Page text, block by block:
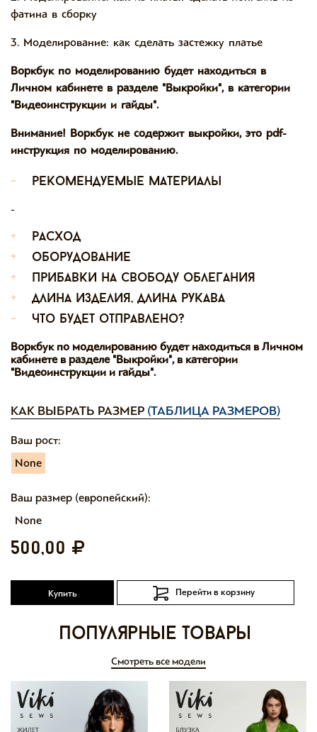
фатина в сборку
3. Моделирование: как сделать застежку платье
Воркбук по моделированию будет находиться в
Личном кабинете в разделе "Выкройки", в категории
"Видеоинструкции и гайды".
Внимание! Воркбук не содержит выкройки, это pdf-
инструкция по моделированию.
-
рекомендуемые материалы
-
+
расход
+
оборудование
+
прибавки на свободу облегания
+
длина изделия, длина рукава
-
что будет отправлено?
Воркбук по моделированию будет находиться в Личном
кабинете в разделе "Выкройки", в категории
"Видеоинструкции и гайды".
КАК ВЫБРАТЬ РАЗМЕР (ТАБЛИЦА РАЗМЕРОВ)
Ваш рост:
None
Ваш размер (европейский):
None
500,00
Купить Перейти в корзину
Популярные товары
Смотреть все модели